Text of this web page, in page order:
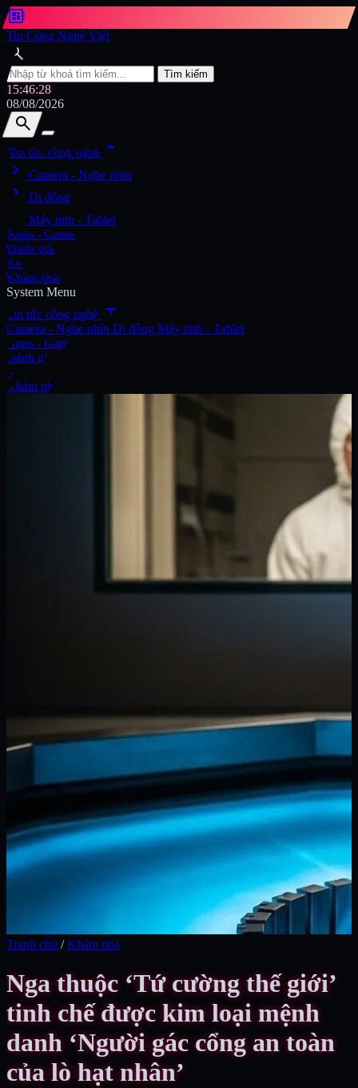
developer_board
Tin Công Nghệ Việt
search
Tìm kiếm
15:46:31
08/08/2026
search
search
Tin tức công nghệarrow_drop_down
chevron_right
Camera - Nghe nhìn
chevron_right Di động
Máy tính - Tablet
Apps - Game
Đánh giá
Xe
Khám phá
System Menu
Tin tức công nghệ add
Camera - Nghe nhìn Di động Máy tính - Tablet
Apps - Game
Đánh giá
Xe
Khám phá
Tranh chủ / Khám phá
Nga thuộc ‘Tứ cường thế giới’
tinh chế được kim loại mệnh
danh ‘Người gác cổng an toàn
của lò hạt nhân’